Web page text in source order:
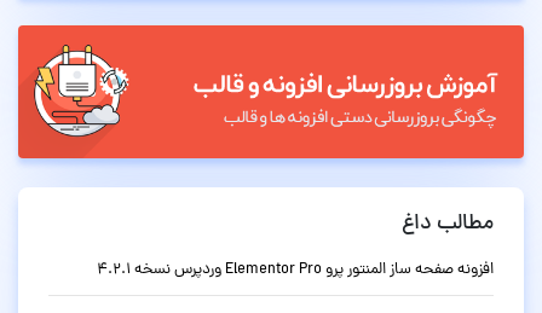
مطالب داغ
افزونه صفحه ساز المنتور پرو Elementor Pro وردپرس نسخه 4.2.1